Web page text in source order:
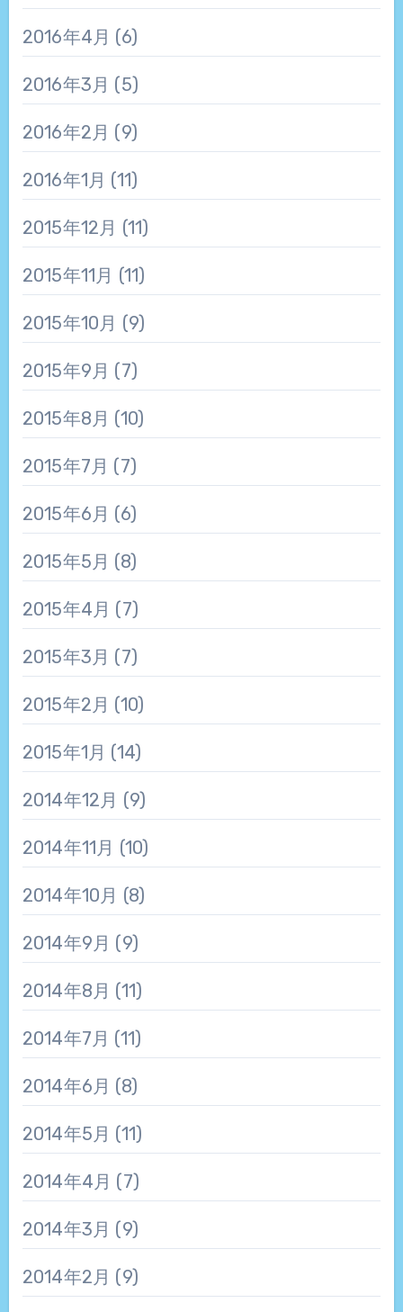
2016年4月 (6)
2016年3月 (5)
2016年2月 (9)
2016年1月 (11)
2015年12月 (11)
2015年11月 (11)
2015年10月 (9)
2015年9月 (7)
2015年8月 (10)
2015年7月 (7)
2015年6月 (6)
2015年5月 (8)
2015年4月 (7)
2015年3月 (7)
2015年2月 (10)
2015年1月 (14)
2014年12月 (9)
2014年11月 (10)
2014年10月 (8)
2014年9月 (9)
2014年8月 (11)
2014年7月 (11)
2014年6月 (8)
2014年5月 (11)
2014年4月 (7)
2014年3月 (9)
2014年2月 (9)